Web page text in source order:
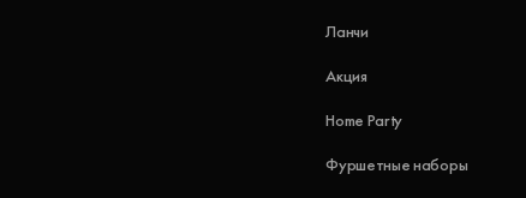
Ланчи
Акция
Home Party
Фуршетные наборы